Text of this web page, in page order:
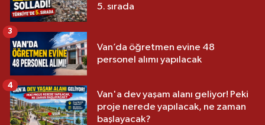
5. sırada
Van’da öğretmen evine 48
personel alımı yapılacak
3
Van'a dev yaşam alanı geliyor! Peki
proje nerede yapılacak, ne zaman
başlayacak?
4